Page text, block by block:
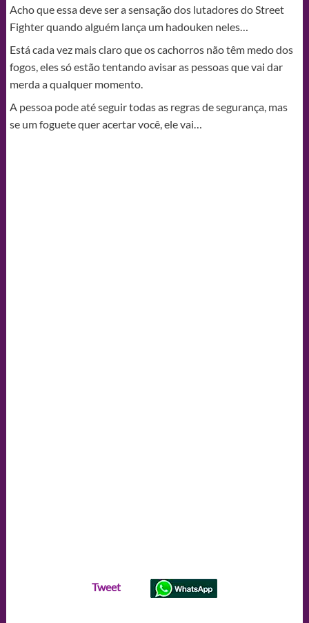
Acho que essa deve ser a sensação dos lutadores do Street
Fighter quando alguém lança um hadouken neles…
Está cada vez mais claro que os cachorros não têm medo dos
fogos, eles só estão tentando avisar as pessoas que vai dar
merda a qualquer momento.
A pessoa pode até seguir todas as regras de segurança, mas
se um foguete quer acertar você, ele vai…
Tweet